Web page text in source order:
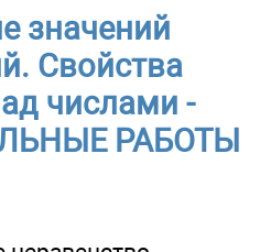
значений
Свойства
числами -
РАБОТЫ